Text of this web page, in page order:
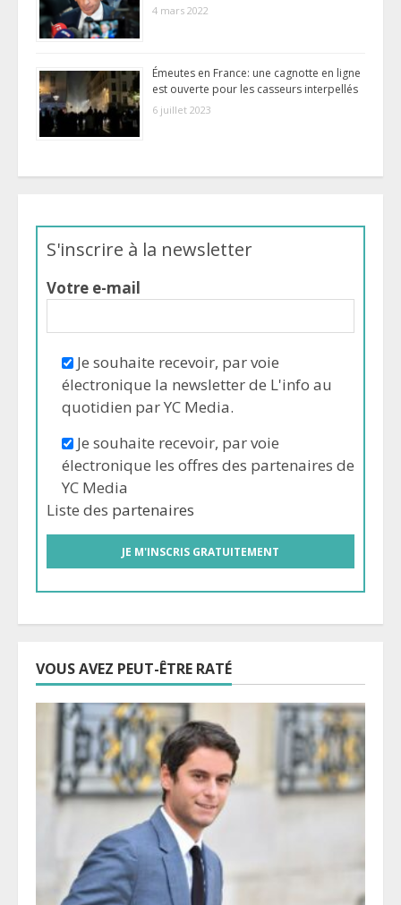
4 mars 2022
Émeutes en France: une cagnotte en ligne
est ouverte pour les casseurs interpellés
6 juillet 2023
S'inscrire à la newsletter
Votre e-mail
Je souhaite recevoir, par voie
électronique la newsletter de L'info au
quotidien par YC Media.
Je souhaite recevoir, par voie
électronique les offres des partenaires de
YC Media
Liste des partenaires
VOUS AVEZ PEUT-ÊTRE RATÉ